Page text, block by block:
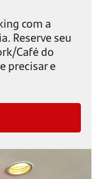
com a
Reserve seu
Café do
precisar e